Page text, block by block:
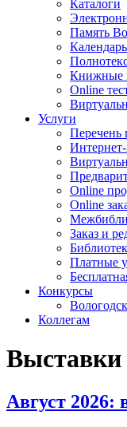
Каталоги
Память
Книжные
Online
Услуги
Перечень
Online
Online
Заказ и
Платные
Конкурсы
Коллегам
Выставки
Август 2026: